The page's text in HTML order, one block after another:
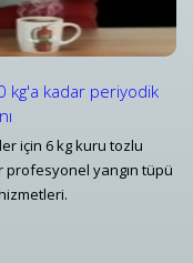
kg'a kadar periyodik
için 6 kg kuru tozlu
profesyonel yangın tüpü